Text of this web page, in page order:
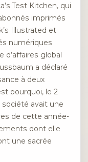
Test Kitchen, qui
imprimés
Illustrated et
numériques
d’affaires global
a déclaré
à deux
pourquoi, le 2
société avait une
de cette année-
dont elle
une sacrée